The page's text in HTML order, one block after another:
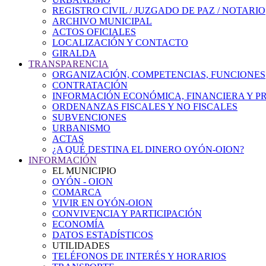
REGISTRO CIVIL / JUZGADO DE PAZ / NOTARIO
ARCHIVO MUNICIPAL
ACTOS OFICIALES
LOCALIZACIÓN Y CONTACTO
GIRALDA
TRANSPARENCIA
ORGANIZACIÓN, COMPETENCIAS, FUNCIONES
CONTRATACIÓN
INFORMACIÓN ECONÓMICA, FINANCIERA Y
ORDENANZAS FISCALES Y NO FISCALES
SUBVENCIONES
URBANISMO
ACTAS
¿A QUÉ DESTINA EL DINERO OYÓN-OION?
INFORMACIÓN
EL MUNICIPIO
OYÓN - OION
COMARCA
VIVIR EN OYÓN-OION
CONVIVENCIA Y PARTICIPACIÓN
ECONOMÍA
DATOS ESTADÍSTICOS
UTILIDADES
TELÉFONOS DE INTERÉS Y HORARIOS